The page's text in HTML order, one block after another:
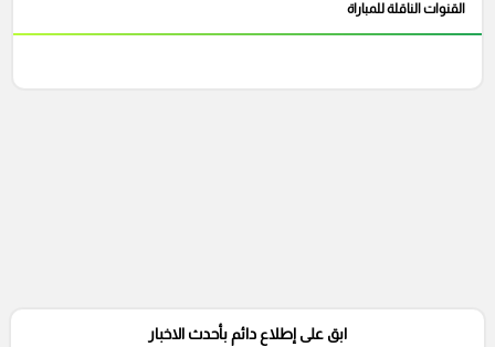
القنوات الناقلة للمباراة
ابق على إطلاع دائم بأحدث الاخبار